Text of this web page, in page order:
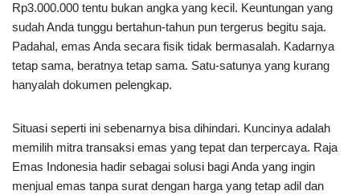
Rp3.000.000 tentu bukan angka yang kecil. Keuntungan yang
sudah Anda tunggu bertahun-tahun pun tergerus begitu saja.
Padahal, emas Anda secara fisik tidak bermasalah. Kadarnya
tetap sama, beratnya tetap sama. Satu-satunya yang kurang
hanyalah dokumen pelengkap.
Situasi seperti ini sebenarnya bisa dihindari. Kuncinya adalah
memilih mitra transaksi emas yang tepat dan terpercaya. Raja
Emas Indonesia hadir sebagai solusi bagi Anda yang ingin
menjual emas tanpa surat dengan harga yang tetap adil dan